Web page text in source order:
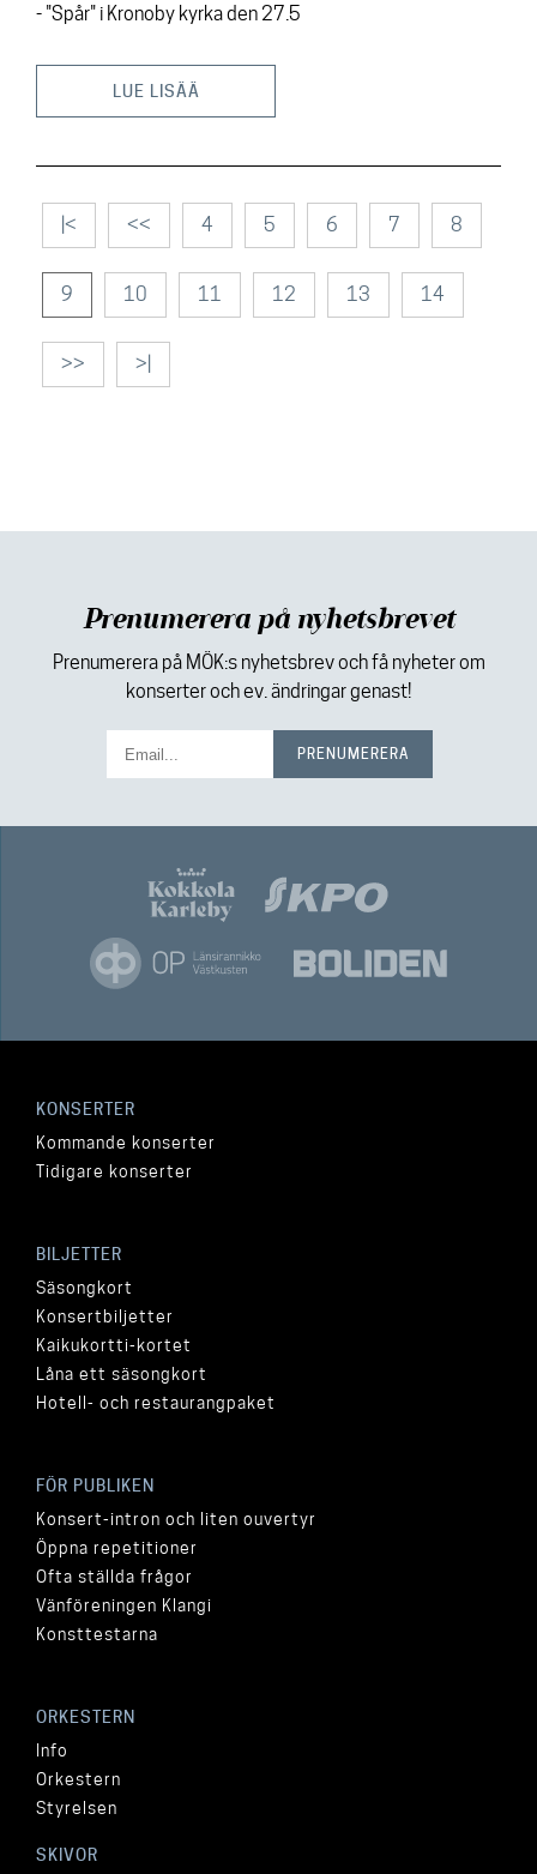
- "Spår" i Kronoby kyrka den 27.5
LUE LISÄÄ
|< << 4 5 6 7 8
9 10 11 12 13 14
>> >|
Prenumerera på nyhetsbrevet
Prenumerera på MÖK:s nyhetsbrev och få nyheter om
konserter och ev. ändringar genast!
KONSERTER
Kommande konserter
Tidigare konserter
BILJETTER
Säsongkort
Konsertbiljetter
Kaikukortti-kortet
Låna ett säsongkort
Hotell- och restaurangpaket
FÖR PUBLIKEN
Konsert-intron och liten ouvertyr
Öppna repetitioner
Ofta ställda frågor
Vänföreningen Klangi
Konsttestarna
ORKESTERN
Info
Orkestern
Styrelsen
SKIVOR